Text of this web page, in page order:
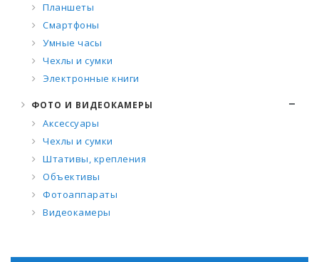
Планшеты
Смартфоны
Умные часы
Чехлы и сумки
Электронные книги
ФОТО И ВИДЕОКАМЕРЫ
Аксессуары
Чехлы и сумки
Штативы, крепления
Объективы
Фотоаппараты
Видеокамеры